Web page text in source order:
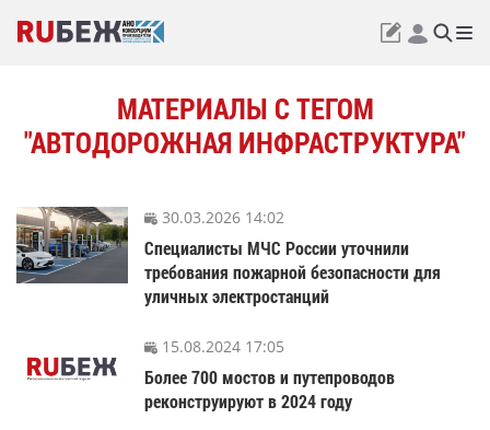
МАТЕРИАЛЫ С ТЕГОМ
"АВТОДОРОЖНАЯ ИНФРАСТРУКТУРА"
30.03.2026 14:02
Специалисты МЧС России уточнили
требования пожарной безопасности для
уличных электростанций
15.08.2024 17:05
Более 700 мостов и путепроводов
реконструируют в 2024 году